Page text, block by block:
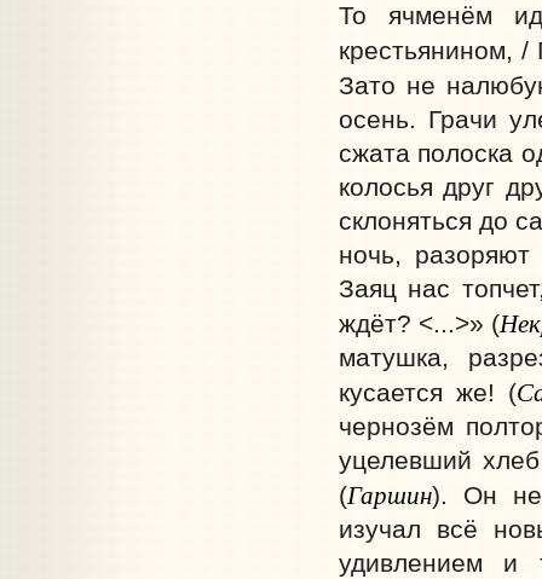
То ячменём
крестьянином,
Зато не
осень. Грачи
сжата полоска
колосья друг
склоняться до
ночь,
Заяц нас
ждёт? <...>» (
матушка,
кусается же! (
чернозём
уцелевший
(Гаршин). Он не
изучал всё
удивлением и